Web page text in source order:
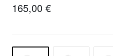
165,00 €